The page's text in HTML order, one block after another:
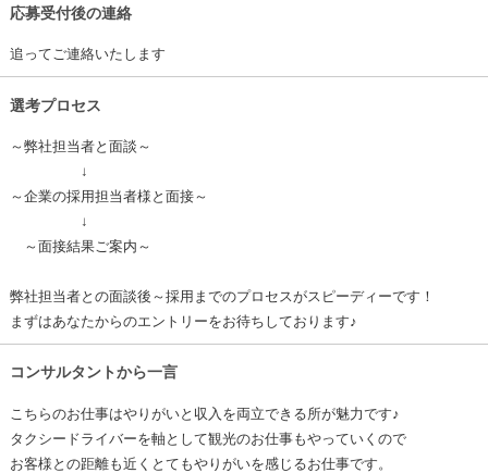
応募受付後の連絡
追ってご連絡いたします
選考プロセス
～弊社担当者と面談～
↓
～企業の採用担当者様と面接～
↓
～面接結果ご案内～
弊社担当者との面談後～採用までのプロセスがスピーディーです！
まずはあなたからのエントリーをお待ちしております♪
コンサルタントから一言
こちらのお仕事はやりがいと収入を両立できる所が魅力です♪
タクシードライバーを軸として観光のお仕事もやっていくので
お客様との距離も近くとてもやりがいを感じるお仕事です。